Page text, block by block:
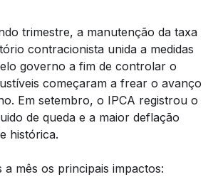
trimestre, a manutenção da taxa
contracionista unida a medidas
governo a fim de controlar o
começaram a frear o avanço
Em setembro, o IPCA registrou o
de queda e a maior deflação
histórica.
a mês os principais impactos: